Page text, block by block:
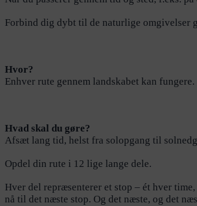
Forbind dig dybt til de naturlige omgivelser
Hvor?
Enhver rute gennem landskabet kan fungere.
Hvad skal du gøre?
Afsæt lang tid, helst fra solopgang til
Opdel din rute i 12 lige lange dele.
Hver del repræsenterer et stop – ét hver
nå til det næste stop. Og det næste, og det